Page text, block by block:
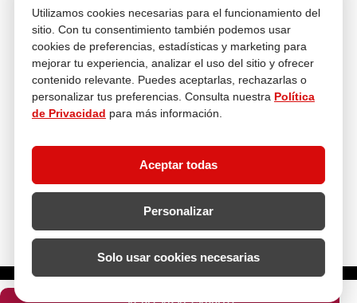
Utilizamos cookies necesarias para el funcionamiento del
sitio. Con tu consentimiento también podemos usar
cookies de preferencias, estadísticas y marketing para
mejorar tu experiencia, analizar el uso del sitio y ofrecer
contenido relevante. Puedes aceptarlas, rechazarlas o
personalizar tus preferencias. Consulta nuestra Política
de Privacidad para más información.
Aceptar todas
Personalizar
Solo usar cookies necesarias
Atención al cliente
Descubre más